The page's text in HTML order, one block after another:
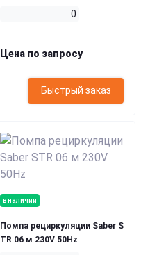
0
Цена по запросу
Быстрый заказ
в наличии
Помпа рециркуляции Saber S
TR 06 м 230V 50Hz